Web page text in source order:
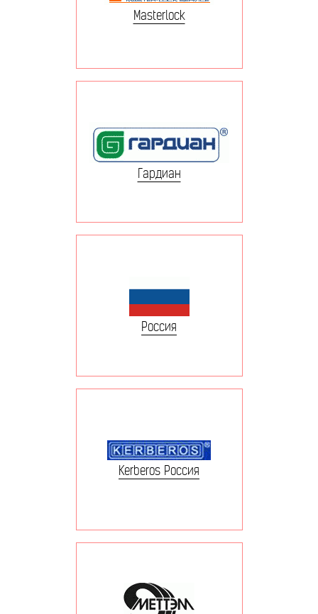
Masterlock
Гардиан
Россия
Kerberos Россия